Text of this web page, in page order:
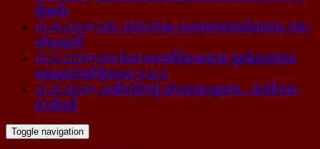
ឡីឆេស្ទ័រ
10-28-2018
ABC គាស់​កកាយ​«ទ្រព្យមហាសាល​នៃ​ត្រកូល ហ៊ុន»​
នៅ​អូស្ត្រាលី
10-23-2018
ហ៊ុន សែន អះអាង​ពី​ជំហរ​ខុស​គ្នា ក្នុង​ជំនួប​ជាមួយ​
ឧត្តម​ស្នងការ​សិទ្ធិ​មនុស្ស អ.ស.ប
10-20-2018
«រាត្រីចន្ទទឹកឃ្មុំ នៅបន្ទប់សណ្ឋាគារ... ជាន់ទី៣៥»
សំណើចខ្លី
Toggle navigation